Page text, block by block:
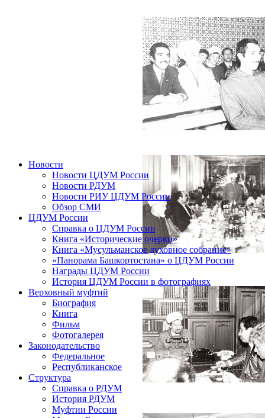
Новости
Новости ЦДУМ России
Новости РДУМ
Новости РИУ ЦДУМ России
Обзор СМИ
ЦДУМ России
Справка о ЦДУМ России
Книга «Исторические очерки»
Книга «Мусульманское духовное собрание»
«Панорама Башкортостана» о ЦДУМ России
Награды ЦДУМ России
История ЦДУМ России в фотографиях
Верховный муфтий
Биография
Книга
Фильм
Фотогалерея
Законодательство
Федеральное
Республиканское
Структура
Справка о РДУМ
История РДУМ
Муфтии России